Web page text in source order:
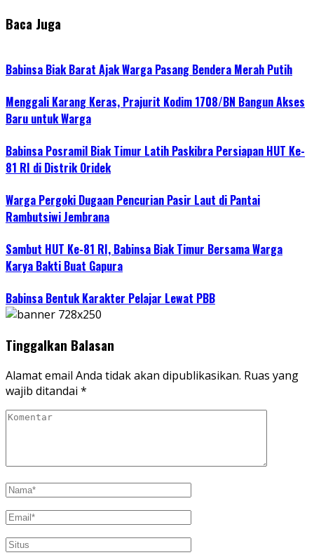
Baca Juga
Babinsa Biak Barat Ajak Warga Pasang Bendera Merah Putih
Menggali Karang Keras, Prajurit Kodim 1708/BN Bangun Akses
Baru untuk Warga
Babinsa Posramil Biak Timur Latih Paskibra Persiapan HUT Ke-
81 RI di Distrik Oridek
Warga Pergoki Dugaan Pencurian Pasir Laut di Pantai
Rambutsiwi Jembrana
Sambut HUT Ke-81 RI, Babinsa Biak Timur Bersama Warga
Karya Bakti Buat Gapura
Babinsa Bentuk Karakter Pelajar Lewat PBB
Tinggalkan Balasan
Alamat email Anda tidak akan dipublikasikan. Ruas yang
wajib ditandai *